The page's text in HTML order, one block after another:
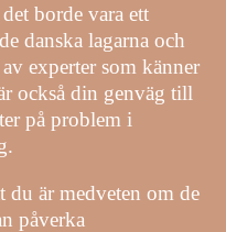
borde vara ett
danska lagarna och
experter som känner
också din genväg till
på problem i
du är medveten om de
påverka